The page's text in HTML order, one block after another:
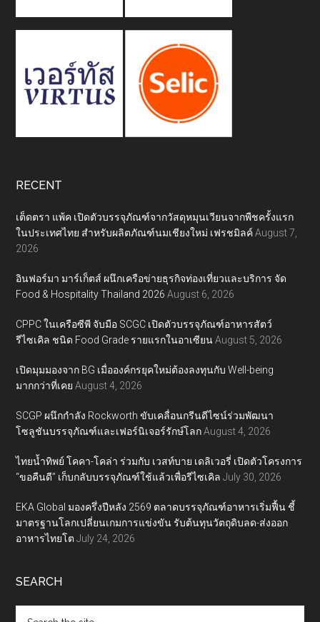
RECENT
เต็ดตรา แพ้ค เปิดตัวบรรจุภัณฑ์จากวัสดุหมุนเวียนจากพืชครั้งแรก
ในประเทศไทย สำหรับผลิตภัณฑ์นมเชียงใหม่ เฟรชมิลค์ August 7,
2026
อินฟอร์มา มาร์เก็ตส์ ผนึกเครือข่ายธุรกิจท่องเที่ยวและบริการ จัด
Food & Hospitality Thailand 2026 August 6, 2026
CPPC ในเครือซีพี จับมือ SCGC เปิดตัวบรรจุภัณฑ์อาหารสัตว์
รีไซเคิล ชนิด Food Grade รายแรกในอาเซียน August 5, 2026
เปิดมุมมองจาก BG เมื่อองค์กรยุคใหม่ต้องลงทุนกับ Well-being
มากกว่าที่เคย August 4, 2026
SCGP ผนึกกำลัง Rockworth ขับเคลื่อนกรีนดีไซน์ร่วมพัฒนา
โซลูชันบรรจุภัณฑ์และเฟอร์นิเจอร์รักษ์โลก August 4, 2026
ไทยน้ำทิพย์ โคคา-โคล่า ร่วมกับ เวสท์บาย เดลิเวอรี่ เปิดตัวโครงการ
“ขอคืนดี” เก็บกลับบรรจุภัณฑ์ใช้แล้วเพื่อรีไซเคิล July 30, 2026
EKA Global มองครึ่งปีหลัง 2569 ตลาดบรรจุภัณฑ์อาหารเริ่มฟื้น ชี้
มาตรฐานโลกเปลี่ยนเกมการแข่งขัน รับต้นทุนวัตถุดิบลด-ส่งออก
อาหารไทยโต July 24, 2026
SEARCH